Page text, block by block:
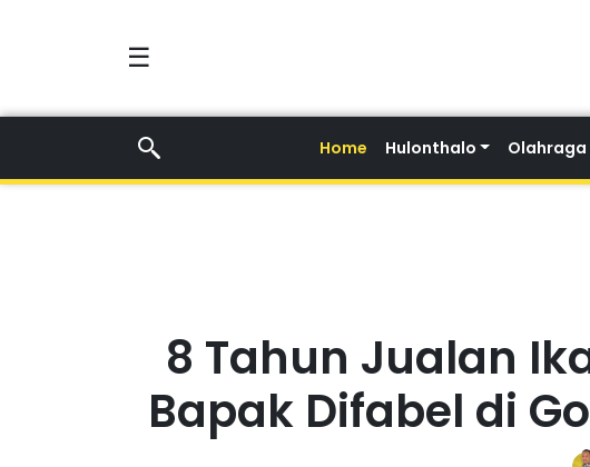
☰
Home Hulonthalo Olahraga
8 Tahun Jualan
Bapak Difabel di